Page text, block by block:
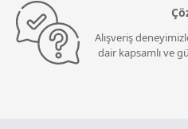
Alışveriş
dair kapsamlı ve